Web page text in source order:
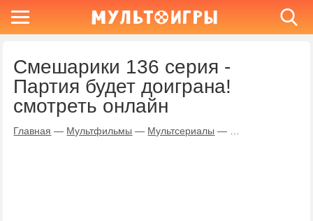
Смешарики 136 серия -
Партия будет доиграна!
смотреть онлайн
Главная — Мультфильмы — Мультсериалы —